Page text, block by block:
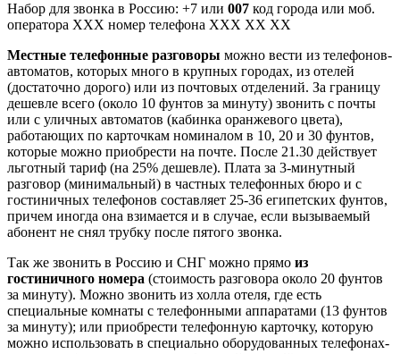
Набор для звонка в Россию: +7 или 007 код города или моб.
оператора ХХХ номер телефона ХХХ ХХ ХХ
Местные телефонные разговоры можно вести из телефонов-
автоматов, которых много в крупных городах, из отелей
(достаточно дорого) или из почтовых отделений. За границу
дешевле всего (около 10 фунтов за минуту) звонить с почты
или с уличных автоматов (кабинка оранжевого цвета),
работающих по карточкам номиналом в 10, 20 и 30 фунтов,
которые можно приобрести на почте. После 21.30 действует
льготный тариф (на 25% дешевле). Плата за 3-минутный
разговор (минимальный) в частных телефонных бюро и с
гостиничных телефонов составляет 25-36 египетских фунтов,
причем иногда она взимается и в случае, если вызываемый
абонент не снял трубку после пятого звонка.
Так же звонить в Россию и СНГ можно прямо из
гостиничного номера (стоимость разговора около 20 фунтов
за минуту). Можно звонить из холла отеля, где есть
специальные комнаты с телефонными аппаратами (13 фунтов
за минуту); или приобрести телефонную карточку, которую
можно использовать в специально оборудованных телефонах-